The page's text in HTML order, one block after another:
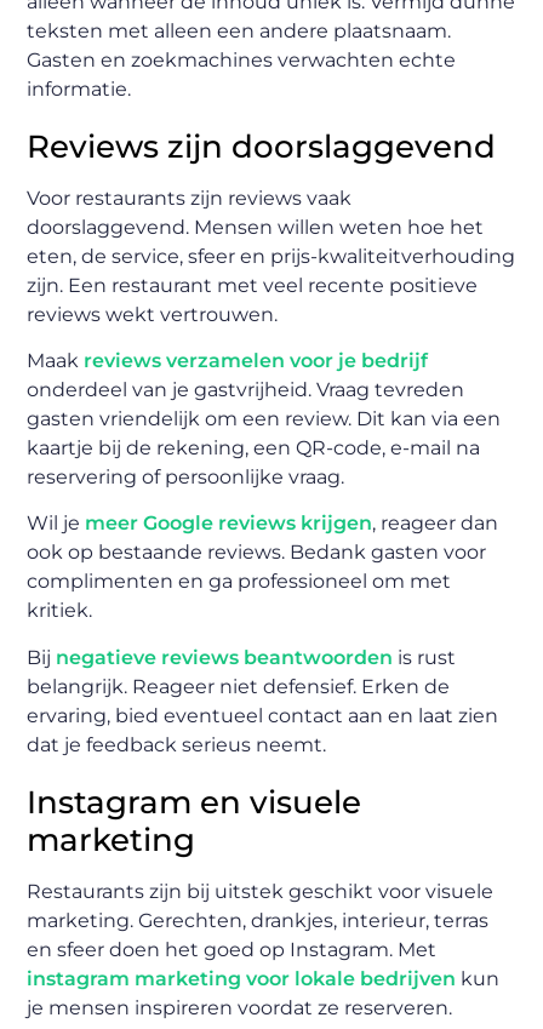
teksten met alleen een andere plaatsnaam.
Gasten en zoekmachines verwachten echte
informatie.
Reviews zijn doorslaggevend
Voor restaurants zijn reviews vaak
doorslaggevend. Mensen willen weten hoe het
eten, de service, sfeer en prijs-kwaliteitverhouding
zijn. Een restaurant met veel recente positieve
reviews wekt vertrouwen.
Maak reviews verzamelen voor je bedrijf
onderdeel van je gastvrijheid. Vraag tevreden
gasten vriendelijk om een review. Dit kan via een
kaartje bij de rekening, een QR-code, e-mail na
reservering of persoonlijke vraag.
Wil je meer Google reviews krijgen, reageer dan
ook op bestaande reviews. Bedank gasten voor
complimenten en ga professioneel om met
kritiek.
Bij negatieve reviews beantwoorden is rust
belangrijk. Reageer niet defensief. Erken de
ervaring, bied eventueel contact aan en laat zien
dat je feedback serieus neemt.
Instagram en visuele
marketing
Restaurants zijn bij uitstek geschikt voor visuele
marketing. Gerechten, drankjes, interieur, terras
en sfeer doen het goed op Instagram. Met
instagram marketing voor lokale bedrijven kun
je mensen inspireren voordat ze reserveren.